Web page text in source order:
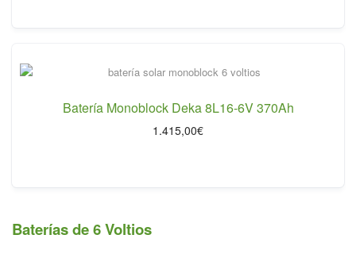
Batería Monoblock Deka 8L16-6V 370Ah
1.415,00€
Baterías de 6 Voltios